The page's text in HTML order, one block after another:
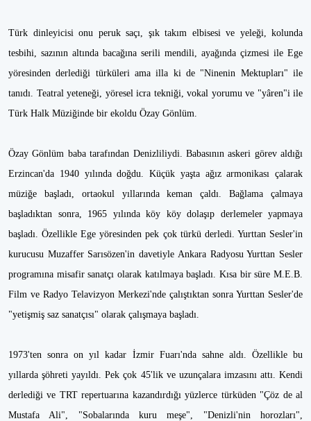
Türk dinleyicisi onu peruk saçı, şık takım elbisesi ve yeleği, kolunda
tesbihi, sazının altında bacağına serili mendili, ayağında çizmesi ile Ege
yöresinden derlediği türküleri ama illa ki de "Ninenin Mektupları" ile
tanıdı. Teatral yeteneği, yöresel icra tekniği, vokal yorumu ve "yâren"i ile
Türk Halk Müziğinde bir ekoldu Özay Gönlüm.
Özay Gönlüm baba tarafından Denizliliydi. Babasının askeri görev aldığı
Erzincan'da 1940 yılında doğdu. Küçük yaşta ağız armonikası çalarak
müziğe başladı, ortaokul yıllarında keman çaldı. Bağlama çalmaya
başladıktan sonra, 1965 yılında köy köy dolaşıp derlemeler yapmaya
başladı. Özellikle Ege yöresinden pek çok türkü derledi. Yurttan Sesler'in
kurucusu Muzaffer Sarısözen'in davetiyle Ankara Radyosu Yurttan Sesler
programına misafir sanatçı olarak katılmaya başladı. Kısa bir süre M.E.B.
Film ve Radyo Telavizyon Merkezi'nde çalıştıktan sonra Yurttan Sesler'de
"yetişmiş saz sanatçısı" olarak çalışmaya başladı.
1973'ten sonra on yıl kadar İzmir Fuarı'nda sahne aldı. Özellikle bu
yıllarda şöhreti yayıldı. Pek çok 45'lik ve uzunçalara imzasını attı. Kendi
derlediği ve TRT repertuarına kazandırdığı yüzlerce türküden "Çöz de al
Mustafa Ali", "Sobalarında kuru meşe", "Denizli'nin horozları",